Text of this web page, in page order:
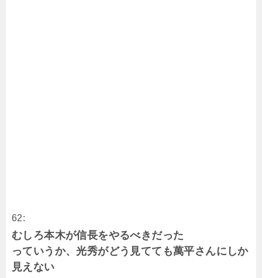
62:
むしろ本木が信長をやるべきだった
っていうか、光秀がどう見てても萬平さんにしか
見えない